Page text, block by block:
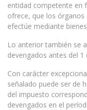
entidad competente en
ofrece, que los órganos
efectúe mediante
Lo anterior también se
devengados antes del 1
Con carácter
señalado puede ser de
del impuesto
devengados en el